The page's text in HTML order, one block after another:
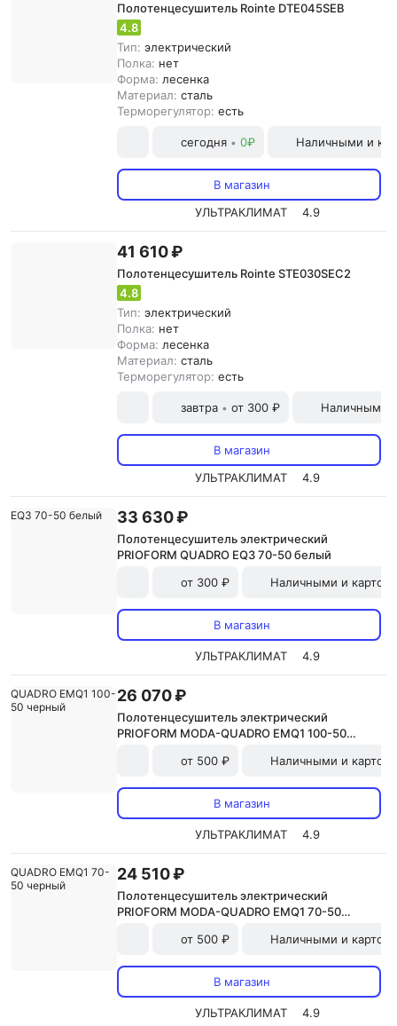
Полотенцесушитель Rointe DTE045SEB
4.8
Тип: электрический
Полка: нет
Форма: лесенка
Материал: сталь
Терморегулятор: есть
сегодня • 0₽ Наличными и
В магазин
УЛЬТРАКЛИМАТ
4.9
41 610 ₽
Полотенцесушитель Rointe STE030SEC2
4.8
Тип: электрический
Полка: нет
Форма: лесенка
Материал: сталь
Терморегулятор: есть
завтра • от 300 ₽ Наличными
В магазин
УЛЬТРАКЛИМАТ
4.9
33 630 ₽
Полотенцесушитель электрический
PRIOFORM QUADRO EQ3 70-50 белый
от 300 ₽
Наличными и картой
В магазин
УЛЬТРАКЛИМАТ 4.9
26 070 ₽
Полотенцесушитель электрический
PRIOFORM MODA-QUADRO EMQ1 100-50
от 500 ₽
Наличными и картой
В магазин
УЛЬТРАКЛИМАТ 4.9
24 510 ₽
Полотенцесушитель электрический
PRIOFORM MODA-QUADRO EMQ1 70-50
от 500 ₽
Наличными и картой
В магазин
УЛЬТРАКЛИМАТ 4.9